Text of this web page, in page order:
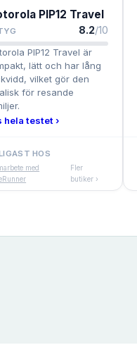
PIP12 Travel
8.2/10
PIP12 Travel är
lätt och har lång
vilket gör den
för resande
hela testet ›
HOS
med
Fler
butiker ›